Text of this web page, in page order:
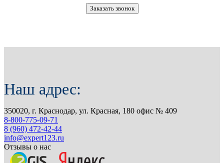
Заказать звонок
Наш адрес:
350020, г. Краснодар, ул. Красная, 180 офис № 409
8-800-775-09-71
8 (960) 472-42-44
info@expert123.ru
Отзывы о нас